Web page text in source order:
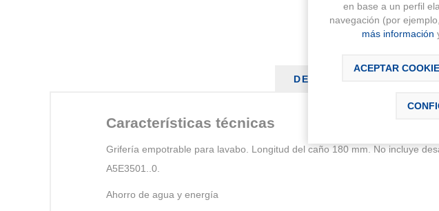
DESCRIPCIÓN
Características técnicas
Grifería empotrable para lavabo. Longitud del caño 180 mm. No incluye
A5E3501..0.
Ahorro de agua y energía
en base a un perfil
navegación (por
más información
ACEPTAR